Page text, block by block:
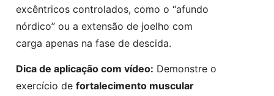
excêntricos controlados, como o “afundo
nórdico” ou a extensão de joelho com
carga apenas na fase de descida.
Dica de aplicação com vídeo: Demonstre o
exercício de fortalecimento muscular